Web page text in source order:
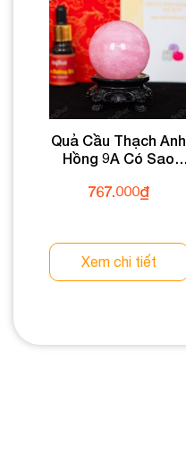
Quả Cầu Thạch Anh
Hồng 9A Có Sao
0,21
767.000₫
Xem chi tiết